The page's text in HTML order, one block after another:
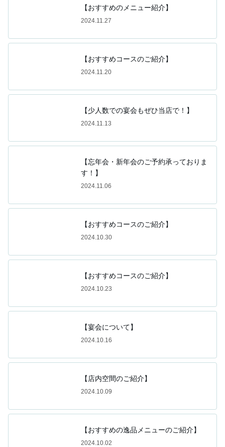
【おすすめのメニュー紹介】
2024.11.27
【おすすめコースのご紹介】
2024.11.20
【少人数での宴会もぜひ当店で！】
2024.11.13
【忘年会・新年会のご予約承っておりま
す！】
2024.11.06
【おすすめコースのご紹介】
2024.10.30
【おすすめコースのご紹介】
2024.10.23
【宴会について】
2024.10.16
【店内空間のご紹介】
2024.10.09
【おすすめの逸品メニューのご紹介】
2024.10.02